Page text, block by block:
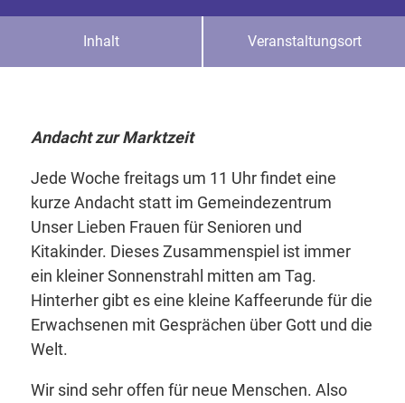
Inhalt Veranstaltungsort
Andacht zur Marktzeit
Jede Woche freitags um 11 Uhr findet eine
kurze Andacht statt im Gemeindezentrum
Unser Lieben Frauen für Senioren und
Kitakinder. Dieses Zusammenspiel ist immer
ein kleiner Sonnenstrahl mitten am Tag.
Hinterher gibt es eine kleine Kaffeerunde für die
Erwachsenen mit Gesprächen über Gott und die
Welt.
Wir sind sehr offen für neue Menschen. Also